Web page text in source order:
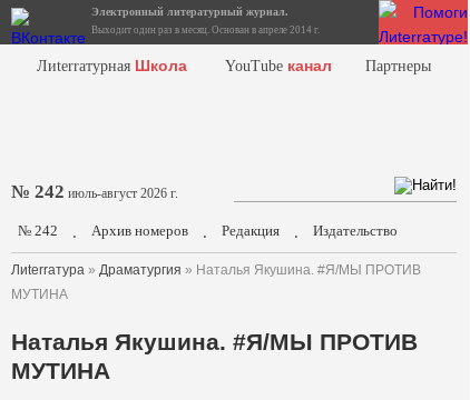
Электронный литературный журнал.
Выходит один раз в месяц. Основан в апреле 2014 г.
Лиterraтурная Школа YouTube канал Партнеры
№ 242 июль-август 2026 г.
№ 242 . Архив номеров . Редакция . Издательство
Лиterraтура » Драматургия » Наталья Якушина. #Я/МЫ ПРОТИВ
МУТИНА
Наталья Якушина. #Я/МЫ ПРОТИВ
МУТИНА